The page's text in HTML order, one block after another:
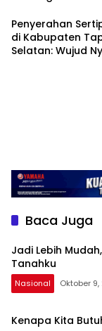
Tanah Rakyat
Penyerahan
di Kabupaten
Selatan: Wujud
Baca Juga
Jadi Lebih
Tanahku
Nasional Oktober 9,
Kenapa Kita